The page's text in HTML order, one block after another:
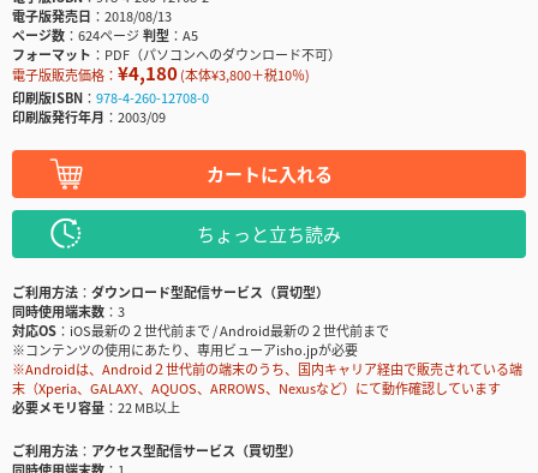
電子版発売日
2018/08/13
ページ数
624ページ判型
A5
フォーマット
PDF（パソコンへのダウンロード不可）
電子版販売価格： ¥4,180(本体¥3,800＋税10％)
印刷版ISBN
978-4-260-12708-0
印刷版発行年月
2003/09
カートに入れる
ちょっと立ち読み
ご利用方法
ダウンロード型配信サービス（買切型）
同時使用端末数
3
対応OS
iOS最新の２世代前まで / Android最新の２世代前まで
※コンテンツの使用にあたり、専用ビューアisho.jpが必要
※Androidは、Android２世代前の端末のうち、国内キャリア経由で販売されている端
末（Xperia、GALAXY、AQUOS、ARROWS、Nexusなど）にて動作確認しています
必要メモリ容量
22 MB以上
ご利用方法
アクセス型配信サービス（買切型）